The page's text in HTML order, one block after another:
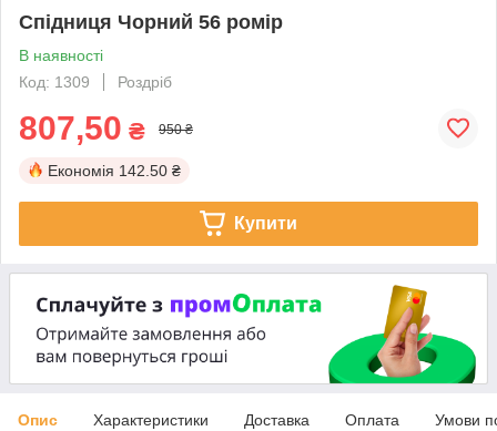
Спідниця Чорний 56 ромір
В наявності
Код: 1309
Роздріб
807,50 ₴ 950 ₴
Економія 142.50 ₴
Купити
Опис Характеристики Доставка Оплата Умови